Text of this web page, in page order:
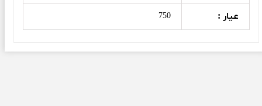
عیار : 750